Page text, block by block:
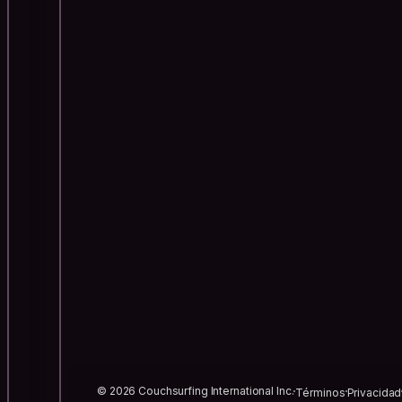
© 2026 Couchsurfing International Inc.TérminosPrivacidad